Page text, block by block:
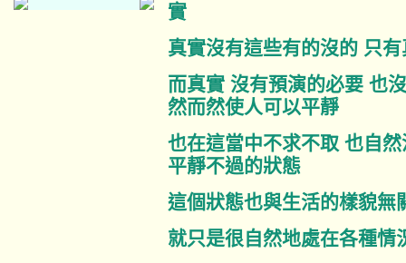
實
真實沒有這些有的沒的 只
而真實 沒有預演的必要 也
然而然使人可以平靜
也在這當中不求不取 也自
平靜不過的狀態
這個狀態也與生活的樣貌無
就只是很自然地處在各種情